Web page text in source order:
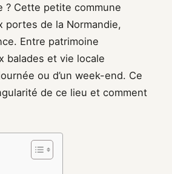
? Cette petite commune
portes de la Normandie,
Entre patrimoine
balades et vie locale
ou d’un week-end. Ce
de ce lieu et comment